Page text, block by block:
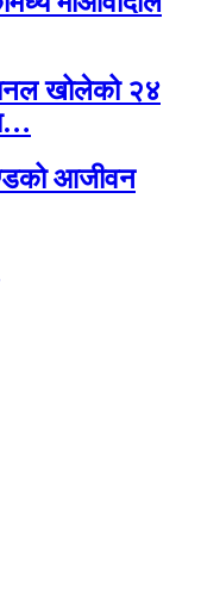
खोलेको २४
आजीवन